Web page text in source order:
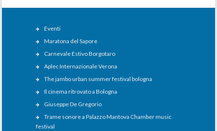
Eventi
Maratona del Sapore
Carnevale Estivo Borgotaro
Aplec Internazionale Verona
The jambo urban summer festival bologna
Il cinema ritrovato a Bologna
Giuseppe De Gregorio
Trame sonore a Palazzo Mantova Chamber music
festival